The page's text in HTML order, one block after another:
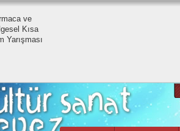
Kurmaca ve
Belgesel Kısa
Film Yarışması